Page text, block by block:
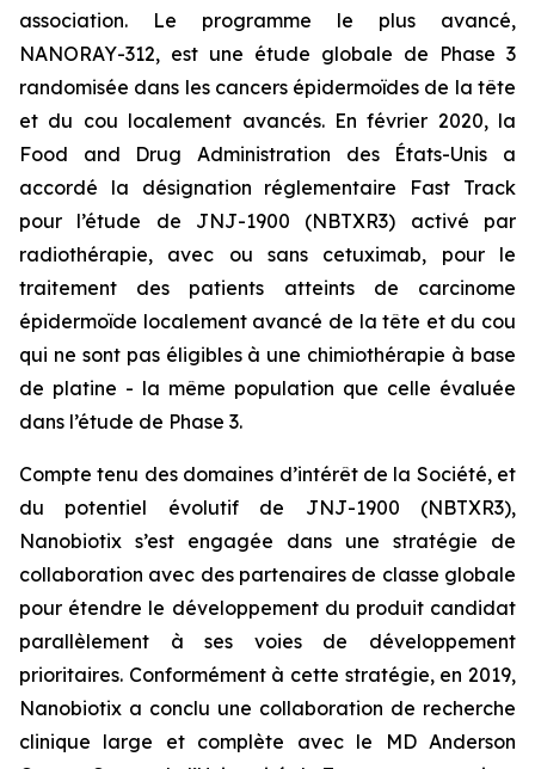
association. Le programme le plus avancé,
NANORAY-312, est une étude globale de Phase 3
randomisée dans les cancers épidermoïdes de la tête
et du cou localement avancés. En février 2020, la
Food and Drug Administration des États-Unis a
accordé la désignation réglementaire Fast Track
pour l’étude de JNJ-1900 (NBTXR3) activé par
radiothérapie, avec ou sans cetuximab, pour le
traitement des patients atteints de carcinome
épidermoïde localement avancé de la tête et du cou
qui ne sont pas éligibles à une chimiothérapie à base
de platine - la même population que celle évaluée
dans l’étude de Phase 3.
Compte tenu des domaines d’intérêt de la Société, et
du potentiel évolutif de JNJ-1900 (NBTXR3),
Nanobiotix s’est engagée dans une stratégie de
collaboration avec des partenaires de classe globale
pour étendre le développement du produit candidat
parallèlement à ses voies de développement
prioritaires. Conformément à cette stratégie, en 2019,
Nanobiotix a conclu une collaboration de recherche
clinique large et complète avec le MD Anderson